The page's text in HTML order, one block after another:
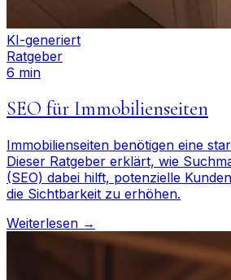
KI-generiert
Ratgeber
6 min
SEO für Immobilienseiten
Immobilienseiten benötigen eine
Dieser Ratgeber erklärt, wie
(SEO) dabei hilft, potenzielle
die Sichtbarkeit zu erhöhen.
Weiterlesen →